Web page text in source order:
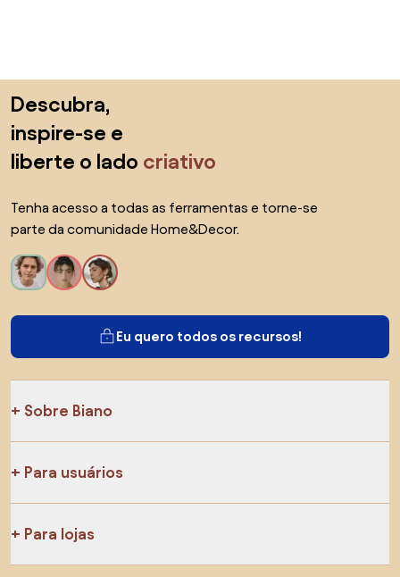
Descubra,
inspire-se e
liberte o lado criativo
Tenha acesso a todas as ferramentas e torne-se
parte da comunidade Home&Decor.
Eu quero todos os recursos!
Sobre Biano
Para usuários
Para lojas